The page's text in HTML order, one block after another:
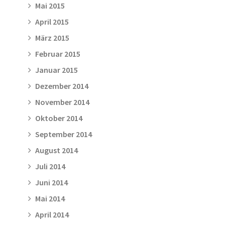
Mai 2015
April 2015
März 2015
Februar 2015
Januar 2015
Dezember 2014
November 2014
Oktober 2014
September 2014
August 2014
Juli 2014
Juni 2014
Mai 2014
April 2014